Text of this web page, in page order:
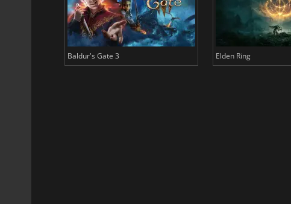
Baldur's Gate 3 Elden Ring